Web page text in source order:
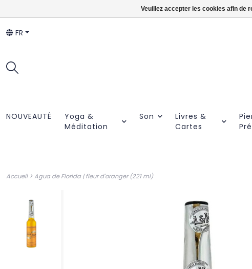
FR
NOUVEAUTÉ
Yoga &
Méditation
Son
Livres &
Cartes
Accueil>Agua de Florida | fleur d'oranger (221 ml)
Veuillez accepter les cookies afin de